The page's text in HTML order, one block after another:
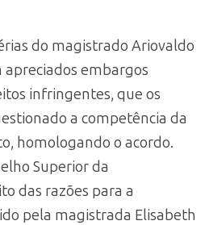
do magistrado Ariovaldo
embargos
infringentes, que os
a competência da
homologando o acordo.
Superior da
das razões para a
pela magistrada Elisabeth